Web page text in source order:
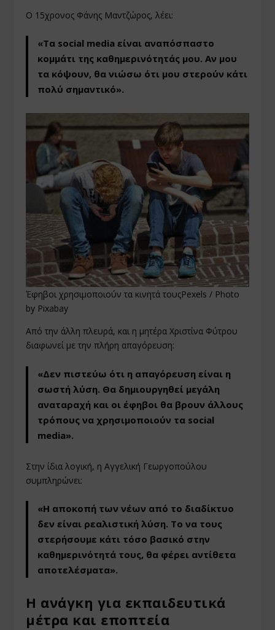
Ο 15χρονος Φάνης Μαντζώρος, λέει:
«Τα social media είναι αναπόσπαστο
κομμάτι της καθημερινότητάς μου. Αν μου
τα κόψουν, θα νιώσω ότι μου στερούν κάτι
πολύ σημαντικό».
Έφηβοι χρησιμοποιούν τα κινητά τουςPexels / Photo
by Pixabay
Από την άλλη πλευρά, και η μητέρα Χριστίνα Φύτρου
διαφωνεί με την πλήρη απαγόρευση:
«Δεν πιστεύω ότι η απαγόρευση είναι η
σωστή λύση. Θα δημιουργηθεί μεγάλη
αναταραχή και οι έφηβοι θα βρουν άλλους
τρόπους να χρησιμοποιούν τα social
media».
Στην ίδια λογική, η Αγγελική Γεωργοπούλου
συμπληρώνει:
«Η αποκοπή των νέων από το διαδίκτυο
δεν είναι ρεαλιστική λύση. Το να τους
στερήσουμε κάτι τόσο βασικό στην
καθημερινότητά τους, θα φέρει αντίθετα
αποτελέσματα».
Η ανάγκη για εκπαιδευτικά
μέτρα και εποπτεία